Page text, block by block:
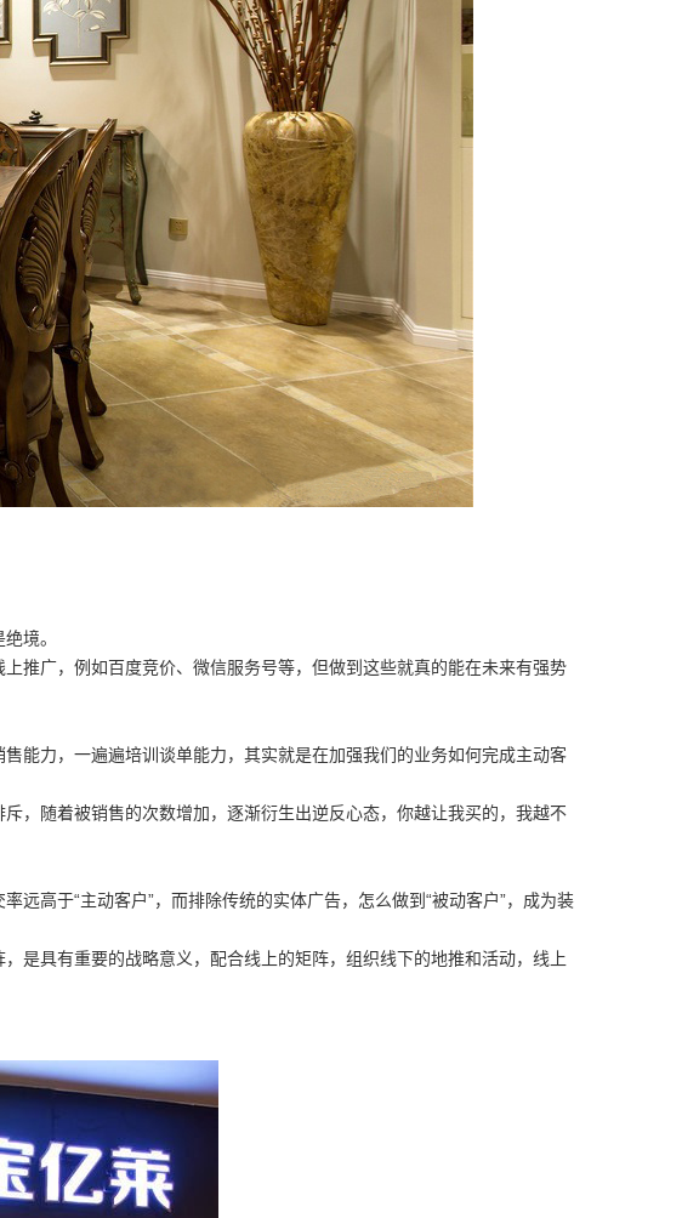
境。
推广，例如百度竞价、微信服务号等，但做到这些就真的能在未来有强势
能力，一遍遍培训谈单能力，其实就是在加强我们的业务如何完成主动客
，随着被销售的次数增加，逐渐衍生出逆反心态，你越让我买的，我越不
高于“主动客户”，而排除传统的实体广告，怎么做到“被动客户”，成为装
是具有重要的战略意义，配合线上的矩阵，组织线下的地推和活动，线上